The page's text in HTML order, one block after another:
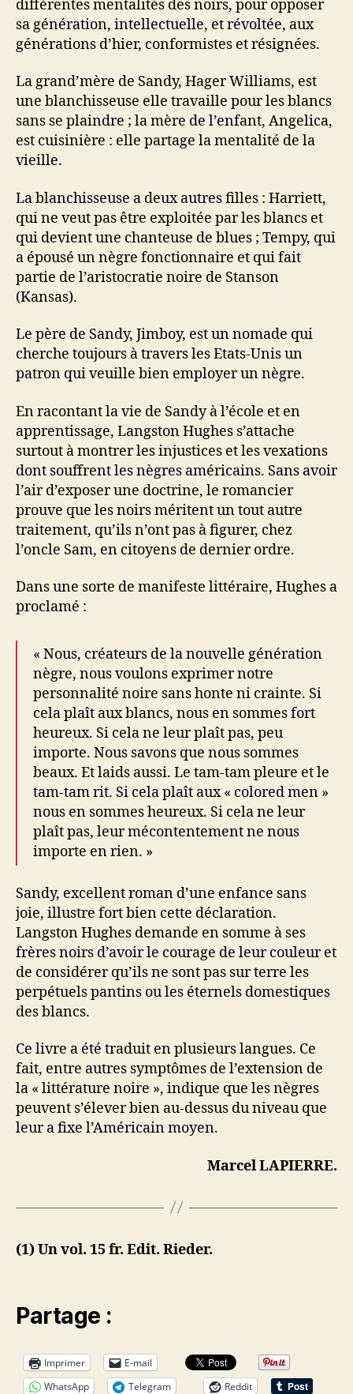
différentes mentalités des noirs, pour opposer
sa génération, intellectuelle, et révoltée, aux
générations d’hier, conformistes et résignées.
La grand’mère de Sandy, Hager Williams, est
une blanchisseuse elle travaille pour les blancs
sans se plaindre ; la mère de l’enfant, Angelica,
est cuisinière : elle partage la mentalité de la
vieille.
La blanchisseuse a deux autres filles : Harriett,
qui ne veut pas être exploitée par les blancs et
qui devient une chanteuse de blues ; Tempy, qui
a épousé un nègre fonctionnaire et qui fait
partie de l’aristocratie noire de Stanson
(Kansas).
Le père de Sandy, Jimboy, est un nomade qui
cherche toujours à travers les Etats-Unis un
patron qui veuille bien employer un nègre.
En racontant la vie de Sandy à l’école et en
apprentissage, Langston Hughes s’attache
surtout à montrer les injustices et les vexations
dont souffrent les nègres américains. Sans avoir
l’air d’exposer une doctrine, le romancier
prouve que les noirs méritent un tout autre
traitement, qu’ils n’ont pas à figurer, chez
l’oncle Sam, en citoyens de dernier ordre.
Dans une sorte de manifeste littéraire, Hughes a
proclamé :
« Nous, créateurs de la nouvelle génération
nègre, nous voulons exprimer notre
personnalité noire sans honte ni crainte. Si
cela plaît aux blancs, nous en sommes fort
heureux. Si cela ne leur plaît pas, peu
importe. Nous savons que nous sommes
beaux. Et laids aussi. Le tam-tam pleure et le
tam-tam rit. Si cela plaît aux « colored men »
nous en sommes heureux. Si cela ne leur
plaît pas, leur mécontentement ne nous
importe en rien. »
Sandy, excellent roman d’une enfance sans
joie, illustre fort bien cette déclaration.
Langston Hughes demande en somme à ses
frères noirs d’avoir le courage de leur couleur et
de considérer qu’ils ne sont pas sur terre les
perpétuels pantins ou les éternels domestiques
des blancs.
Ce livre a été traduit en plusieurs langues. Ce
fait, entre autres symptômes de l’extension de
la « littérature noire », indique que les nègres
peuvent s’élever bien au-dessus du niveau que
leur a fixe l’Américain moyen.
Marcel LAPIERRE.
(1) Un vol. 15 fr. Edit. Rieder.
Partage :
Imprimer
E-mail
WhatsApp
Telegram Reddit